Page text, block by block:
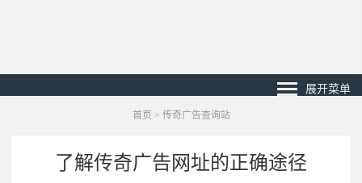
展开菜单
首页 > 传奇广告查询站
了解传奇广告网址的正确途径